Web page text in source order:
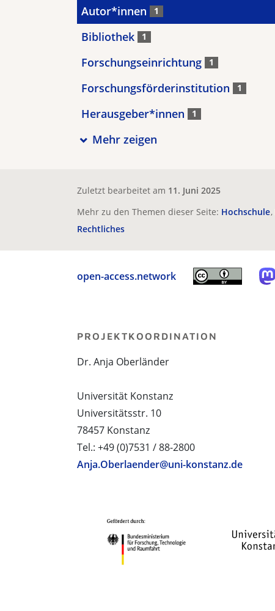
Autor*innen 1
Bibliothek 1
Forschungseinrichtung 1
Forschungsförderinstitution 1
Herausgeber*innen 1
Mehr zeigen
Zuletzt bearbeitet am 11. Juni 2025
Mehr zu den Themen dieser Seite: Hochschule
Rechtliches
open-access.network
PROJEKTKOORDINATION
Dr. Anja Oberländer
Universität Konstanz
Universitätsstr. 10
78457 Konstanz
Tel.: +49 (0)7531 / 88-2800
Anja.Oberlaender@uni-konstanz.de